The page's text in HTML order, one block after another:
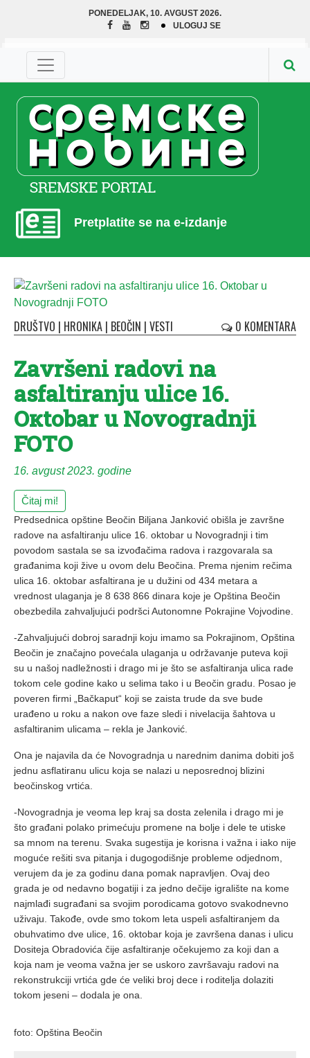
PONEDELJAK, 10. AVGUST 2026.
ULOGUJ SE
Pretplatite se na e-izdanje
DRUŠTVO | HRONIKA | BEOČIN | VESTI 0 KOMENTARA
Završeni radovi na
asfaltiranju ulice 16.
Oкtobar u Novogradnji
FOTO
16. avgust 2023. godine
Čitaj mi!
Predsednica opštine Beočin Biljana Janković obišla je završne
radove na asfaltiranju ulice 16. oktobar u Novogradnji i tim
povodom sastala se sa izvođačima radova i razgovarala sa
građanima koji žive u ovom delu Beočina. Prema njenim rečima
ulica 16. oktobar asfaltirana je u dužini od 434 metara a
vrednost ulaganja je 8 638 866 dinara koje je Opština Beočin
obezbedila zahvaljujući podršci Autonomne Pokrajine Vojvodine.
-Zahvaljujući dobroj saradnji koju imamo sa Pokrajinom, Opština
Beočin je značajno povećala ulaganja u održavanje puteva koji
su u našoj nadležnosti i drago mi je što se asfaltiranja ulica rade
tokom cele godine kako u selima tako i u Beočin gradu. Posao je
poveren firmi „Bačkaput“ koji se zaista trude da sve bude
urađeno u roku a nakon ove faze sledi i nivelacija šahtova u
asfaltiranim ulicama – rekla je Janković.
Ona je najavila da će Novogradnja u narednim danima dobiti još
jednu asflatiranu ulicu koja se nalazi u neposrednoj blizini
beočinskog vrtića.
-Novogradnja je veoma lep kraj sa dosta zelenila i drago mi je
što građani polako primećuju promene na bolje i dele te utiske
sa mnom na terenu. Svaka sugestija je korisna i važna i iako nije
moguće rešiti sva pitanja i dugogodišnje probleme odjednom,
verujem da je za godinu dana pomak napravljen. Ovaj deo
grada je od nedavno bogatiji i za jedno dečije igralište na kome
najmlađi sugrađani sa svojim porodicama gotovo svakodnevno
uživaju. Takođe, ovde smo tokom leta uspeli asfaltiranjem da
obuhvatimo dve ulice, 16. oktobar koja je završena danas i ulicu
Dositeja Obradovića čije asfaltiranje očekujemo za koji dan a
koja nam je veoma važna jer se uskoro završavaju radovi na
rekonstrukciji vrtića gde će veliki broj dece i roditelja dolaziti
tokom jeseni – dodala je ona.
foto: Opština Beočin